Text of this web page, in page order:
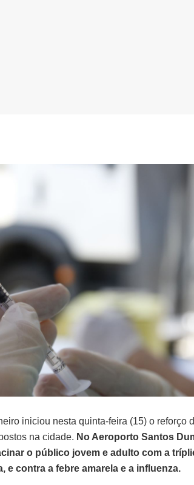
iniciou nesta quinta-feira (15) o reforço
na cidade. No Aeroporto Santos
o público jovem e adulto com a
e contra a febre amarela e a influenza.